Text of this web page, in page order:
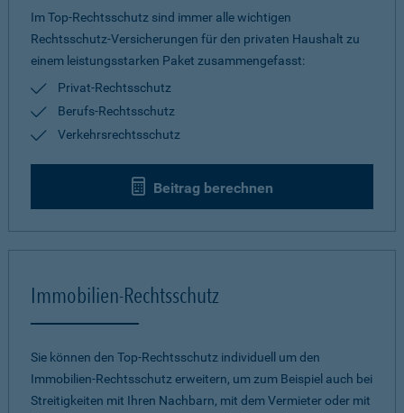
Im Top-Rechtsschutz sind immer alle wichtigen
Rechtsschutz-Versicherungen für den privaten Haushalt zu
einem leistungsstarken Paket zusammengefasst:
Privat-Rechtsschutz
Berufs-Rechtsschutz
Verkehrsrechtsschutz
Beitrag berechnen
Immobilien-Rechtsschutz
Sie können den Top-Rechtsschutz individuell um den
Immobilien-Rechtsschutz erweitern, um zum Beispiel auch bei
Streitigkeiten mit Ihren Nachbarn, mit dem Vermieter oder mit